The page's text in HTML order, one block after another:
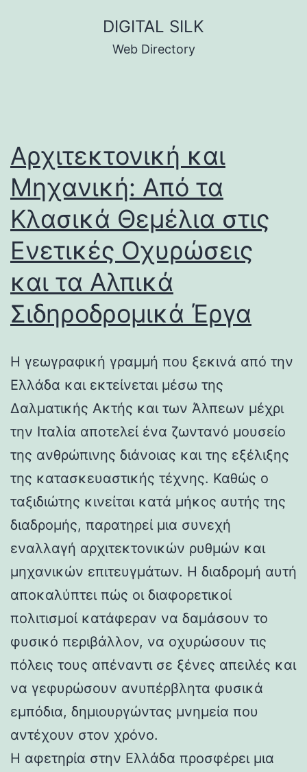
DIGITAL SILK
Web Directory
Αρχιτεκτονική και
Μηχανική: Από τα
Κλασικά Θεμέλια στις
Ενετικές Οχυρώσεις
και τα Αλπικά
Σιδηροδρομικά Έργα
Η γεωγραφική γραμμή που ξεκινά από την
Ελλάδα και εκτείνεται μέσω της
Δαλματικής Ακτής και των Άλπεων μέχρι
την Ιταλία αποτελεί ένα ζωντανό μουσείο
της ανθρώπινης διάνοιας και της εξέλιξης
της κατασκευαστικής τέχνης. Καθώς ο
ταξιδιώτης κινείται κατά μήκος αυτής της
διαδρομής, παρατηρεί μια συνεχή
εναλλαγή αρχιτεκτονικών ρυθμών και
μηχανικών επιτευγμάτων. Η διαδρομή αυτή
αποκαλύπτει πώς οι διαφορετικοί
πολιτισμοί κατάφεραν να δαμάσουν το
φυσικό περιβάλλον, να οχυρώσουν τις
πόλεις τους απέναντι σε ξένες απειλές και
να γεφυρώσουν ανυπέρβλητα φυσικά
εμπόδια, δημιουργώντας μνημεία που
αντέχουν στον χρόνο.
Η αφετηρία στην Ελλάδα προσφέρει μια